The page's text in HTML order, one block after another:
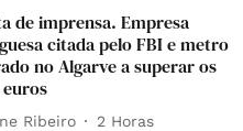
de imprensa. Empresa
citada pelo FBI e metro
no Algarve a superar os
euros
Ribeiro 2 Horas